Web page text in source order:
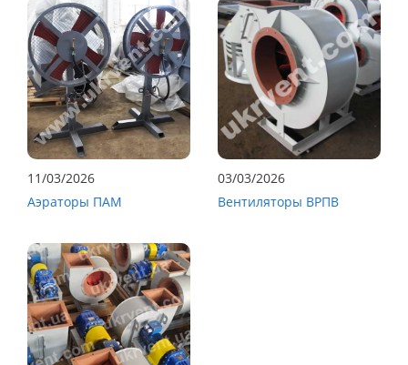
11/03/2026
Аэраторы ПАМ
03/03/2026
Вентиляторы ВРПВ